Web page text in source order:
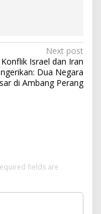
Next post
Konflik Israel dan Iran
Dua Negara
di Ambang Perang
fields are